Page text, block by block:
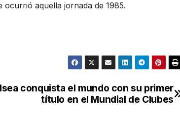
aquella jornada de 1985.
conquista el mundo con su primer
título en el Mundial de Clubes